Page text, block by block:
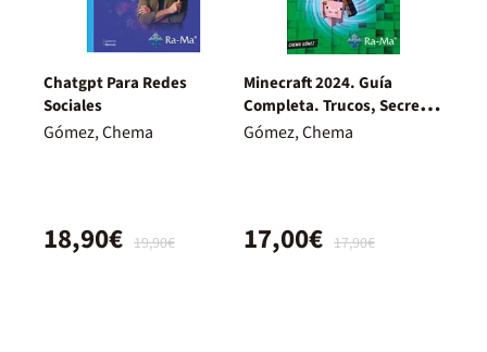
Chatgpt Para Redes
Sociales
Gómez, Chema
19,90€
18,90€
Minecraft 2024. Guía
Completa. Trucos, Secretos
y Construcciones
Gómez, Chema
17,90€
17,00€